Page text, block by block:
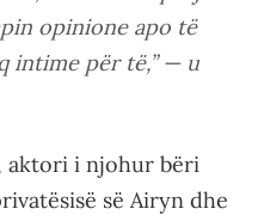
opinione apo të
intime për të,” — u
aktori i njohur bëri
së Airyn dhe